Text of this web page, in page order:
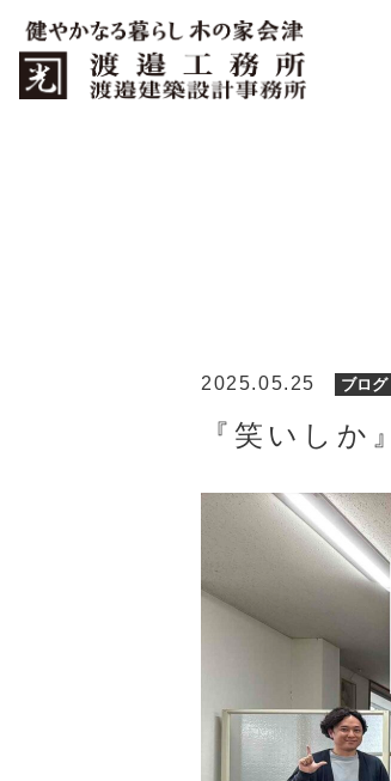
2025.05.25 ブログ
『笑いしか』